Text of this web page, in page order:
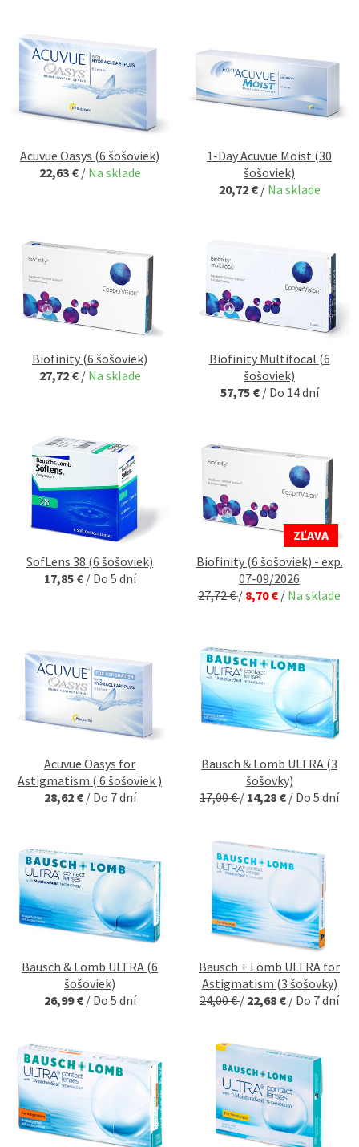
Acuvue Oasys (6 šošoviek)
22,63 € / Na sklade
1-Day Acuvue Moist (30
šošoviek)
20,72 € / Na sklade
Biofinity (6 šošoviek)
27,72 € / Na sklade
Biofinity Multifocal (6
šošoviek)
57,75 € / Do 14 dní
SofLens 38 (6 šošoviek)
17,85 € / Do 5 dní
ZĽAVA
Biofinity (6 šošoviek) - exp.
07-09/2026
27,72 €/ 8,70 € / Na sklade
Acuvue Oasys for
Astigmatism ( 6 šošoviek )
28,62 € / Do 7 dní
Bausch & Lomb ULTRA (3
šošovky)
17,00 €/ 14,28 € / Do 5 dní
Bausch & Lomb ULTRA (6
šošoviek)
26,99 € / Do 5 dní
Bausch + Lomb ULTRA for
Astigmatism (3 šošovky)
24,00 €/ 22,68 € / Do 7 dní